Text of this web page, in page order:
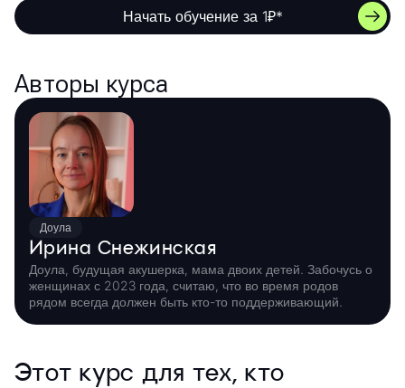
Начать обучение за 1₽*
Авторы курса
Доула
Ирина Снежинская
Доула, будущая акушерка, мама двоих детей. Забочусь о
женщинах с 2023 года, считаю, что во время родов
рядом всегда должен быть кто-то поддерживающий.
Этот курс для тех, кто